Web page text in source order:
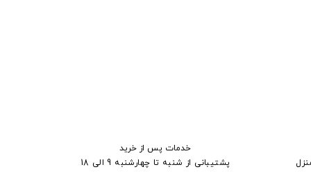
خدمات پس از خرید
پشتیبانی از شنبه تا چهارشنبه 9 الی 18